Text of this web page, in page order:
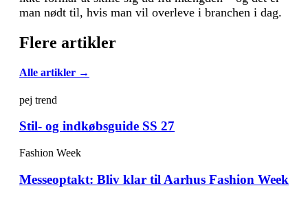
man nødt til, hvis man vil overleve i branchen i dag.
Flere artikler
Alle artikler →
pej trend
Stil- og indkøbsguide SS 27
Fashion Week
Messeoptakt: Bliv klar til Aarhus Fashion Week